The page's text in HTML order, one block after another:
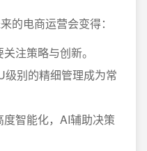
的电商运营会变得：
注策略与创新。
别的精细管理成为常
智能化，AI辅助决策